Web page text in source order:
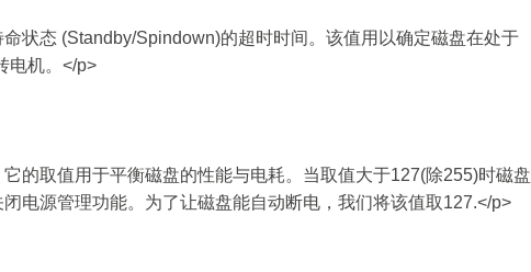
状态 (Standby/Spindown)的超时时间。该值用以确定磁盘在处于
电机。</p>
的取值用于平衡磁盘的性能与电耗。当取值大于127(除255)时磁盘
电源管理功能。为了让磁盘能自动断电，我们将该值取127.</p>